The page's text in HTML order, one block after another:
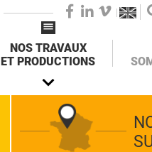
NOS TRAVAUX
ET PRODUCTIONS
FACEBOOK